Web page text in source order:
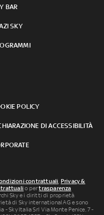
BAR
SKY
POLICY
DI ACCESSIBILITÀ
contrattuali, Privacy &
o pertrasparenza
Sky e i diritti di proprietà
di Sky international AG e sono
Sky Italia Srl Via Monte Penice, 7 -